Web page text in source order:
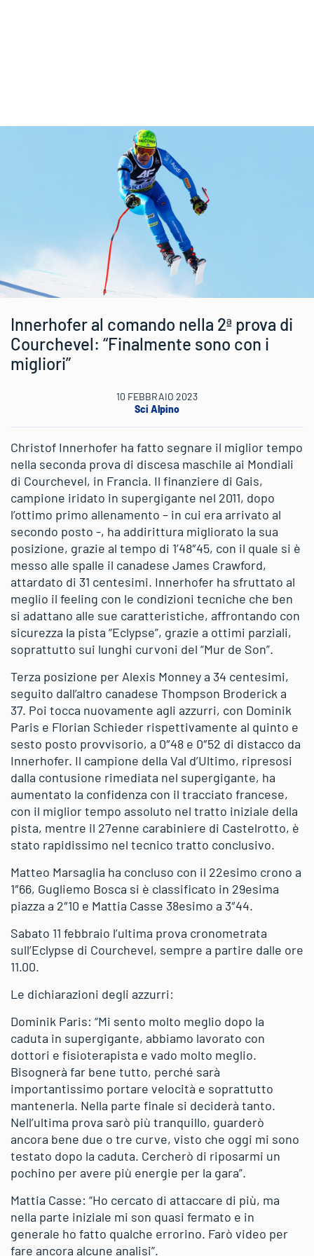
Innerhofer al comando nella 2ª prova di
Courchevel: “Finalmente sono con i
migliori”
10 FEBBRAIO 2023
Sci Alpino
Christof Innerhofer ha fatto segnare il miglior tempo
nella seconda prova di discesa maschile ai Mondiali
di Courchevel, in Francia. Il finanziere di Gais,
campione iridato in supergigante nel 2011, dopo
l’ottimo primo allenamento – in cui era arrivato al
secondo posto -, ha addirittura migliorato la sua
posizione, grazie al tempo di 1’48″45, con il quale si è
messo alle spalle il canadese James Crawford,
attardato di 31 centesimi. Innerhofer ha sfruttato al
meglio il feeling con le condizioni tecniche che ben
si adattano alle sue caratteristiche, affrontando con
sicurezza la pista “Eclypse”, grazie a ottimi parziali,
soprattutto sui lunghi curvoni del “Mur de Son”.
Terza posizione per Alexis Monney a 34 centesimi,
seguito dall’altro canadese Thompson Broderick a
37. Poi tocca nuovamente agli azzurri, con Dominik
Paris e Florian Schieder rispettivamente al quinto e
sesto posto provvisorio, a 0″48 e 0″52 di distacco da
Innerhofer. Il campione della Val d’Ultimo, ripresosi
dalla contusione rimediata nel supergigante, ha
aumentato la confidenza con il tracciato francese,
con il miglior tempo assoluto nel tratto iniziale della
pista, mentre il 27enne carabiniere di Castelrotto, è
stato rapidissimo nel tecnico tratto conclusivo.
Matteo Marsaglia ha concluso con il 22esimo crono a
1″66, Gugliemo Bosca si è classificato in 29esima
piazza a 2″10 e Mattia Casse 38esimo a 3″44.
Sabato 11 febbraio l’ultima prova cronometrata
sull’Eclypse di Courchevel, sempre a partire dalle ore
11.00.
Le dichiarazioni degli azzurri:
Dominik Paris: “Mi sento molto meglio dopo la
caduta in supergigante, abbiamo lavorato con
dottori e fisioterapista e vado molto meglio.
Bisognerà far bene tutto, perché sarà
importantissimo portare velocità e soprattutto
mantenerla. Nella parte finale si deciderà tanto.
Nell’ultima prova sarò più tranquillo, guarderò
ancora bene due o tre curve, visto che oggi mi sono
testato dopo la caduta. Cercherò di riposarmi un
pochino per avere più energie per la gara”.
Mattia Casse: “Ho cercato di attaccare di più, ma
nella parte iniziale mi son quasi fermato e in
generale ho fatto qualche errorino. Farò video per
fare ancora alcune analisi”.